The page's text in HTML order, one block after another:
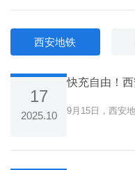
西安地铁
17
2025.10 9月15日，西安